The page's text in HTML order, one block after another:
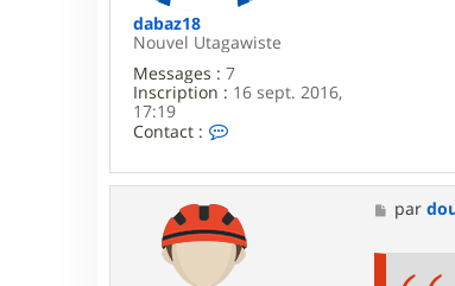
dabaz18
Nouvel Utagawiste
Messages : 7
Inscription : 16 sept. 2016,
17:19
Contact :
n
t
c
t
e
M
e
par